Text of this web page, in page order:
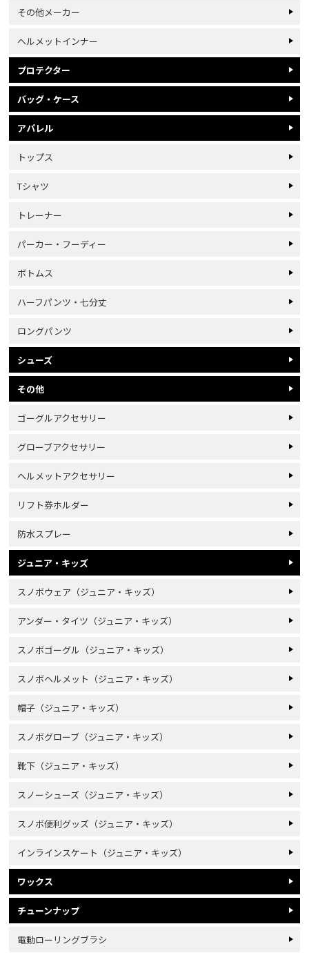
その他メーカー
ヘルメットインナー
プロテクター
バッグ・ケース
アパレル
トップス
Tシャツ
トレーナー
パーカー・フーディー
ボトムス
ハーフパンツ・七分丈
ロングパンツ
シューズ
その他
ゴーグルアクセサリー
グローブアクセサリー
ヘルメットアクセサリー
リフト券ホルダー
防水スプレー
ジュニア・キッズ
スノボウェア（ジュニア・キッズ）
アンダー・タイツ（ジュニア・キッズ）
スノボゴーグル（ジュニア・キッズ）
スノボヘルメット（ジュニア・キッズ）
帽子（ジュニア・キッズ）
スノボグローブ（ジュニア・キッズ）
靴下（ジュニア・キッズ）
スノーシューズ（ジュニア・キッズ）
スノボ便利グッズ（ジュニア・キッズ）
インラインスケート（ジュニア・キッズ）
ワックス
チューンナップ
電動ローリングブラシ